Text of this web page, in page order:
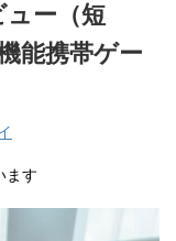
ュー（短
能携帯ゲー
ます